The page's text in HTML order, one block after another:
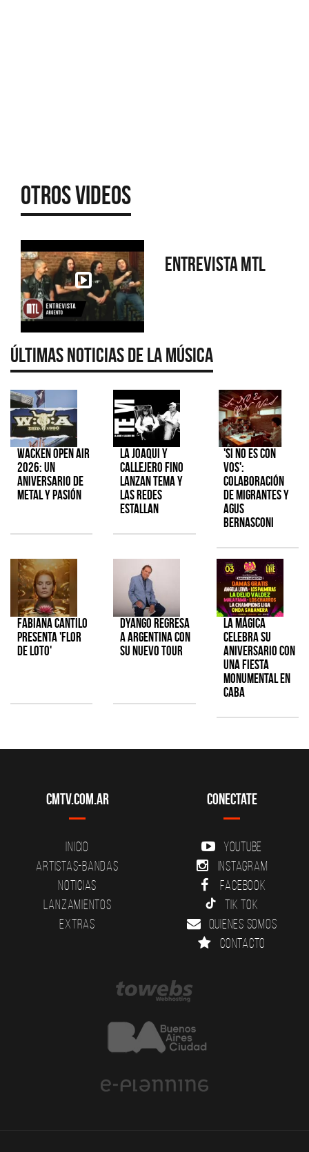
Otros Videos
Entrevista MTL
Últimas Noticias de la Música
Wacken Open Air
2026: Un
aniversario de
metal y pasión
La Joaqui y
Callejero Fino
lanzan tema y
las redes
estallan
'Si No Es Con
Vos':
colaboración
de Migrantes y
Agus
Bernasconi
Fabiana Cantilo
presenta 'Flor
de Loto'
Dyango regresa
a Argentina con
su nuevo tour
La Mágica
celebra su
aniversario con
una fiesta
monumental en
CABA
CMTV.com.ar
Inicio
Artistas-Bandas
Noticias
Lanzamientos
Extras
Conectate
YouTube
Instagram
Facebook
Tik Tok
Quienes somos
Contacto